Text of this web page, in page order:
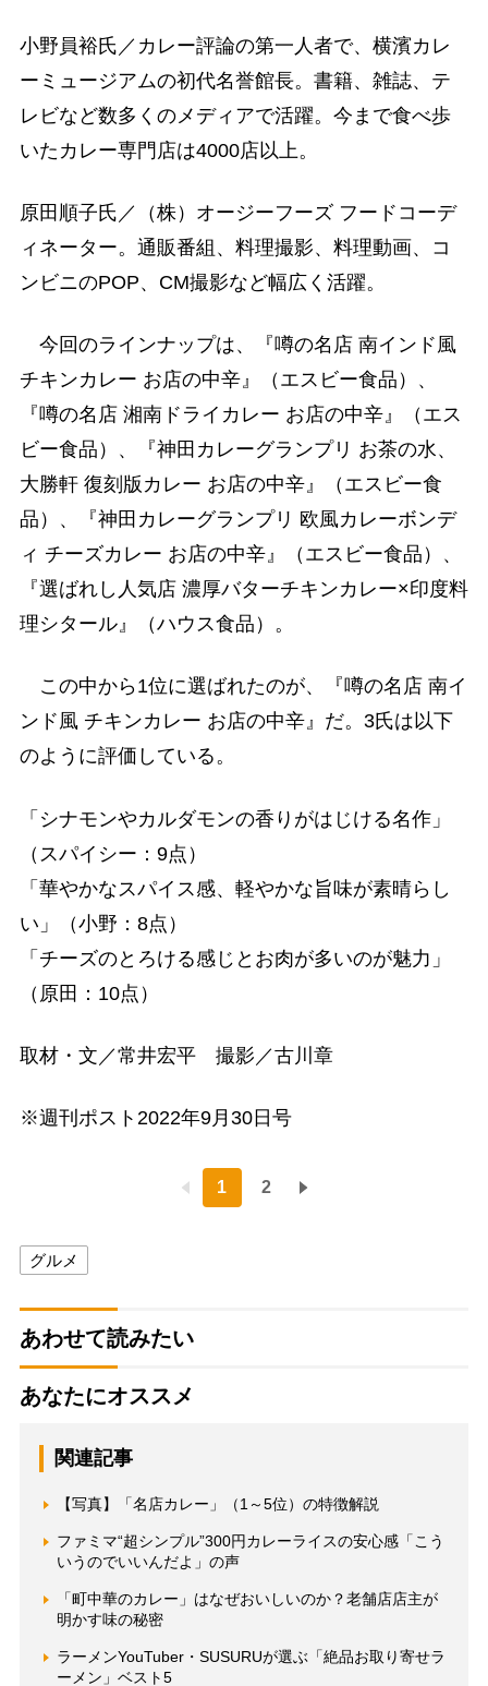
小野員裕氏／カレー評論の第一人者で、横濱カレ
ーミュージアムの初代名誉館長。書籍、雑誌、テ
レビなど数多くのメディアで活躍。今まで食べ歩
いたカレー専門店は4000店以上。
原田順子氏／（株）オージーフーズ フードコーデ
ィネーター。通販番組、料理撮影、料理動画、コ
ンビニのPOP、CM撮影など幅広く活躍。
今回のラインナップは、『噂の名店 南インド風
チキンカレー お店の中辛』（エスビー食品）、
『噂の名店 湘南ドライカレー お店の中辛』（エス
ビー食品）、『神田カレーグランプリ お茶の水、
大勝軒 復刻版カレー お店の中辛』（エスビー食
品）、『神田カレーグランプリ 欧風カレーボンデ
ィ チーズカレー お店の中辛』（エスビー食品）、
『選ばれし人気店 濃厚バターチキンカレー×印度料
理シタール』（ハウス食品）。
この中から1位に選ばれたのが、『噂の名店 南イ
ンド風 チキンカレー お店の中辛』だ。3氏は以下
のように評価している。
「シナモンやカルダモンの香りがはじける名作」
（スパイシー：9点）
「華やかなスパイス感、軽やかな旨味が素晴らし
い」（小野：8点）
「チーズのとろける感じとお肉が多いのが魅力」
（原田：10点）
取材・文／常井宏平 撮影／古川章
※週刊ポスト2022年9月30日号
1 2
グルメ
あわせて読みたい
あなたにオススメ
関連記事
【写真】「名店カレー」（1～5位）の特徴解説
ファミマ“超シンプル”300円カレーライスの安心感「こう
いうのでいいんだよ」の声
「町中華のカレー」はなぜおいしいのか？老舗店店主が
明かす味の秘密
ラーメンYouTuber・SUSURUが選ぶ「絶品お取り寄せラ
ーメン」ベスト5